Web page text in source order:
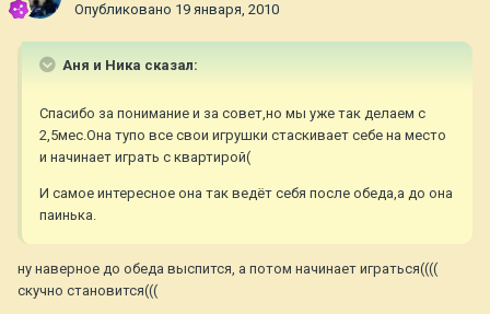
Опубликовано 19 января, 2010
Аня и Ника сказал:
Спасибо за понимание и за совет,но мы уже так делаем с
2,5мес.Она тупо все свои игрушки стаскивает себе на место
и начинает играть с квартирой(
И самое интересное она так ведёт себя после обеда,а до она
паинька.
ну наверное до обеда выспится, а потом начинает играться((((
скучно становится(((